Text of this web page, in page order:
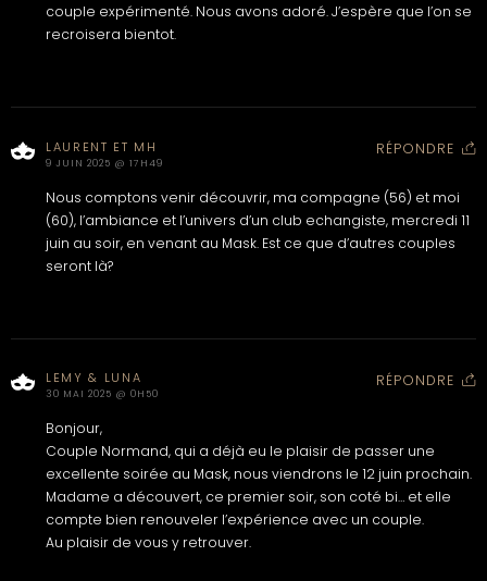
couple expérimenté. Nous avons adoré. J’espère que l’on se
recroisera bientot.
LAURENT ET MH
9 JUIN 2025 @ 17H49
RÉPONDRE
Nous comptons venir découvrir, ma compagne (56) et moi
(60), l’ambiance et l’univers d’un club echangiste, mercredi 11
juin au soir, en venant au Mask. Est ce que d’autres couples
seront là?
LEMY & LUNA
30 MAI 2025 @ 0H50
RÉPONDRE
Bonjour,
Couple Normand, qui a déjà eu le plaisir de passer une
excellente soirée au Mask, nous viendrons le 12 juin prochain.
Madame a découvert, ce premier soir, son coté bi… et elle
compte bien renouveler l’expérience avec un couple.
Au plaisir de vous y retrouver.